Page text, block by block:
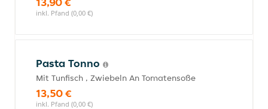
inkl. Pfand (0,00 €)
Pasta Tonno
Mit Tunfisch , Zwiebeln An Tomatensoße
13,50 €
inkl. Pfand (0,00 €)